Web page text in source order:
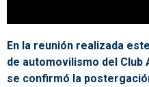
En la reunión realizada
de automovilismo del
se confirmó la